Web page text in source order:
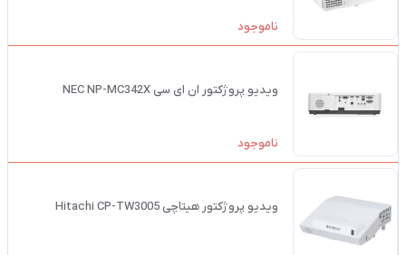
ناموجود
ویدیو پروژکتور ان ای سی NEC NP-MC342X
ناموجود
ویدیو پروژکتور هیتاچی Hitachi CP-TW3005